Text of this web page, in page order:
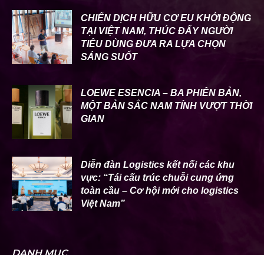
CHIẾN DỊCH HỮU CƠ EU KHỞI ĐỘNG
TẠI VIỆT NAM, THÚC ĐẨY NGƯỜI
TIÊU DÙNG ĐƯA RA LỰA CHỌN
SÁNG SUỐT
LOEWE ESENCIA – BA PHIÊN BẢN,
MỘT BẢN SẮC NAM TÍNH VƯỢT THỜI
GIAN
Diễn đàn Logistics kết nối các khu
vực: “Tái cấu trúc chuỗi cung ứng
toàn cầu – Cơ hội mới cho logistics
Việt Nam”